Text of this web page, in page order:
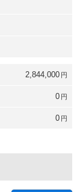
2,844,000 円
0 円
0 円